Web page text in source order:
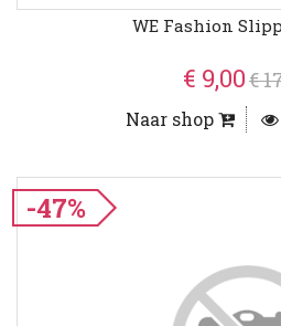
WE Fashion
€ 9,00€
Naar shop
-47%